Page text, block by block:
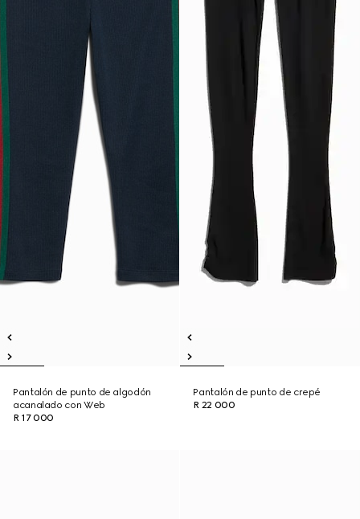
Pantalón de punto de algodón
acanalado con Web
R 17 000
Pantalón de punto de crepé
R 22 000